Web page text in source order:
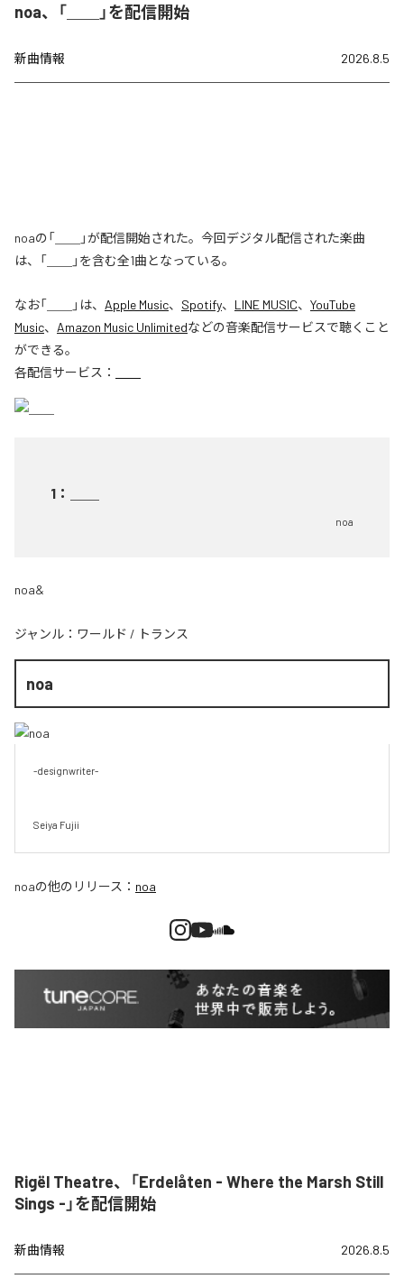
noa、「＿＿」を配信開始
新曲情報 2026.8.5
noaの「＿＿」が配信開始された。今回デジタル配信された楽曲
は、「＿＿」を含む全1曲となっている。
なお「 」は、 Apple Music、 Spotify、 LINE MUSIC、 YouTube
Music、 Amazon Music Unlimitedなどの音楽配信サービスで聴くこと
ができる。
各配信サービス：
1 ：
noa
noa&
ジャンル： ワールド / トランス
noa
-designwriter-
Seiya Fujii
noaの他のリリース： noa
Rigël Theatre、「Erdelåten - Where the Marsh Still
Sings -」を配信開始
新曲情報 2026.8.5